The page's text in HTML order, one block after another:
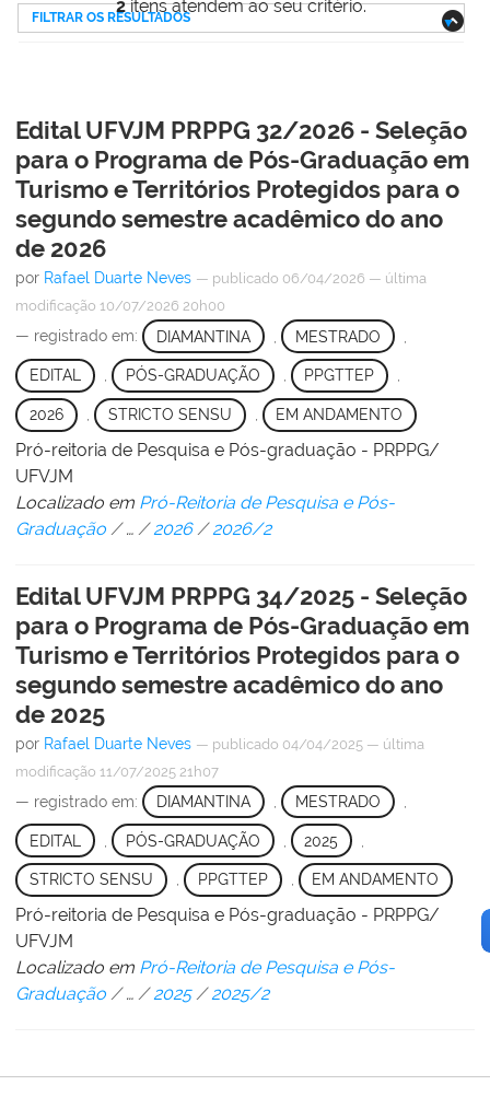
2itens atendem ao seu critério.
FILTRAR OS RESULTADOS
Edital UFVJM PRPPG 32/2026 - Seleção
para o Programa de Pós-Graduação em
Turismo e Territórios Protegidos para o
segundo semestre acadêmico do ano
de 2026
por Rafael Duarte Neves — publicado 06/04/2026 — última
modificação 10/07/2026 20h00
— registrado em: DIAMANTINA MESTRADO
EDITAL , PÓS-GRADUAÇÃO , PPGTTEP ,
2026 STRICTO SENSU EM ANDAMENTO
Pró-reitoria de Pesquisa e Pós-graduação - PRPPG/
UFVJM
Localizado em Pró-Reitoria de Pesquisa e Pós-
Graduação /… /2026 /2026/2
Edital UFVJM PRPPG 34/2025 - Seleção
para o Programa de Pós-Graduação em
Turismo e Territórios Protegidos para o
segundo semestre acadêmico do ano
de 2025
por Rafael Duarte Neves — publicado 04/04/2025 — última
modificação 11/07/2025 21h07
— registrado em: DIAMANTINA MESTRADO
EDITAL PÓS-GRADUAÇÃO 2025
STRICTO SENSU , PPGTTEP , EM ANDAMENTO
Pró-reitoria de Pesquisa e Pós-graduação - PRPPG/
UFVJM
Localizado em Pró-Reitoria de Pesquisa e Pós-
Graduação /… /2025 /2025/2